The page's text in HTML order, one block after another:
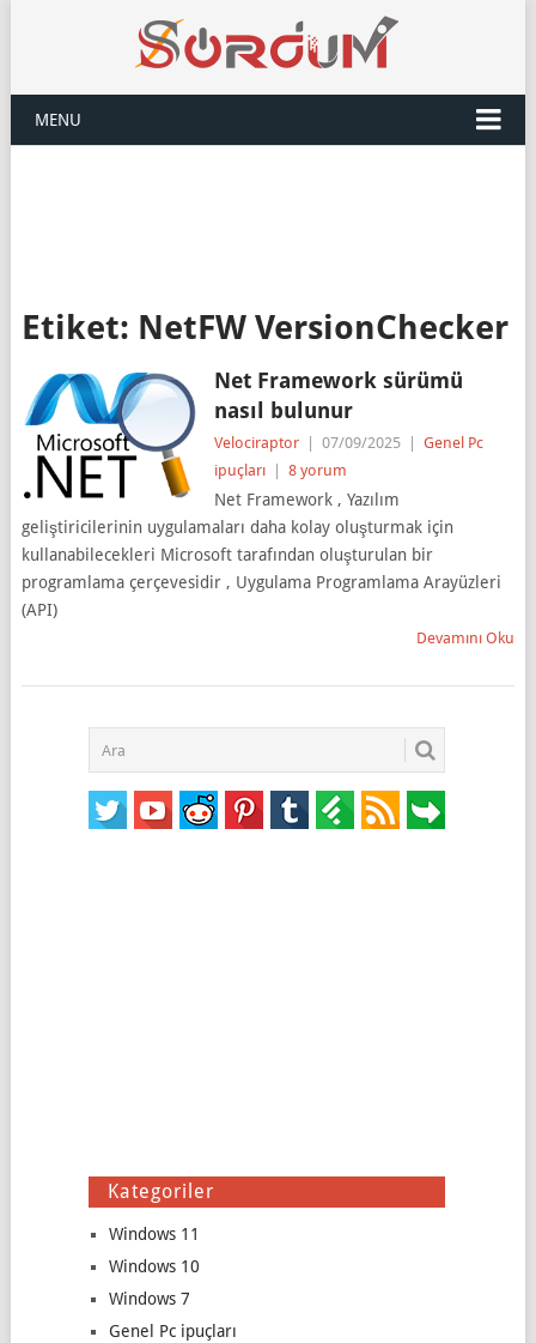
MENU
Etiket: NetFW VersionChecker
Net Framework sürümü
nasıl bulunur
Velociraptor 07/09/2025
Genel Pc
ipuçları
8 yorum
Net Framework , Yazılım
geliştiricilerinin uygulamaları daha kolay oluşturmak için
kullanabilecekleri Microsoft tarafından oluşturulan bir
programlama çerçevesidir , Uygulama Programlama Arayüzleri
(API)
Devamını Oku
Kategoriler
Windows 11
Windows 10
Windows 7
Genel Pc ipuçları